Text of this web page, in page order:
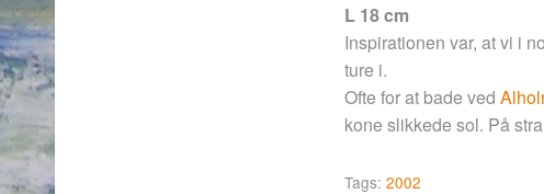
L 18 cm
Inspirationen var, at vi i
ture i.
Ofte for at bade ved
kone slikkede sol. På
Tags:2002